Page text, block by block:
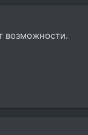
возможности.